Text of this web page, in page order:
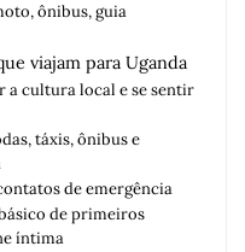
ônibus, guia
viajam para Uganda
a cultura local e se sentir
táxis, ônibus e
de emergência
de primeiros
íntima